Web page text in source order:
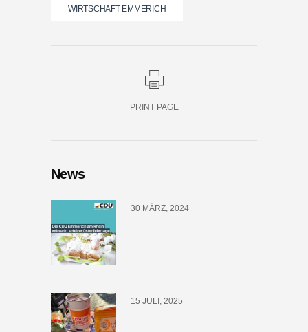
WIRTSCHAFT EMMERICH
PRINT PAGE
News
30 MÄRZ, 2024
15 JULI, 2025